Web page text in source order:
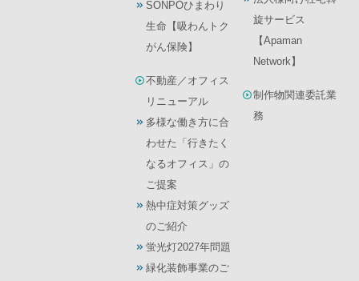
SONPOひまわり
生命【吸わんトク
がん保険】
不動産／オフィス
リニューアル
多様な働き方に合
わせた「行きたく
なるオフィス」の
ご提案
熱中症対策グッズ
のご紹介
蛍光灯2027年問題
緑化装飾事業のご
旋サービス
【Apaman
Network】
制作物関連委託業
務